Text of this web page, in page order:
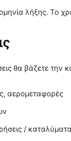
λήξης. Το
θα βάζετε την
αερομεταφορές
/ καταλύματα